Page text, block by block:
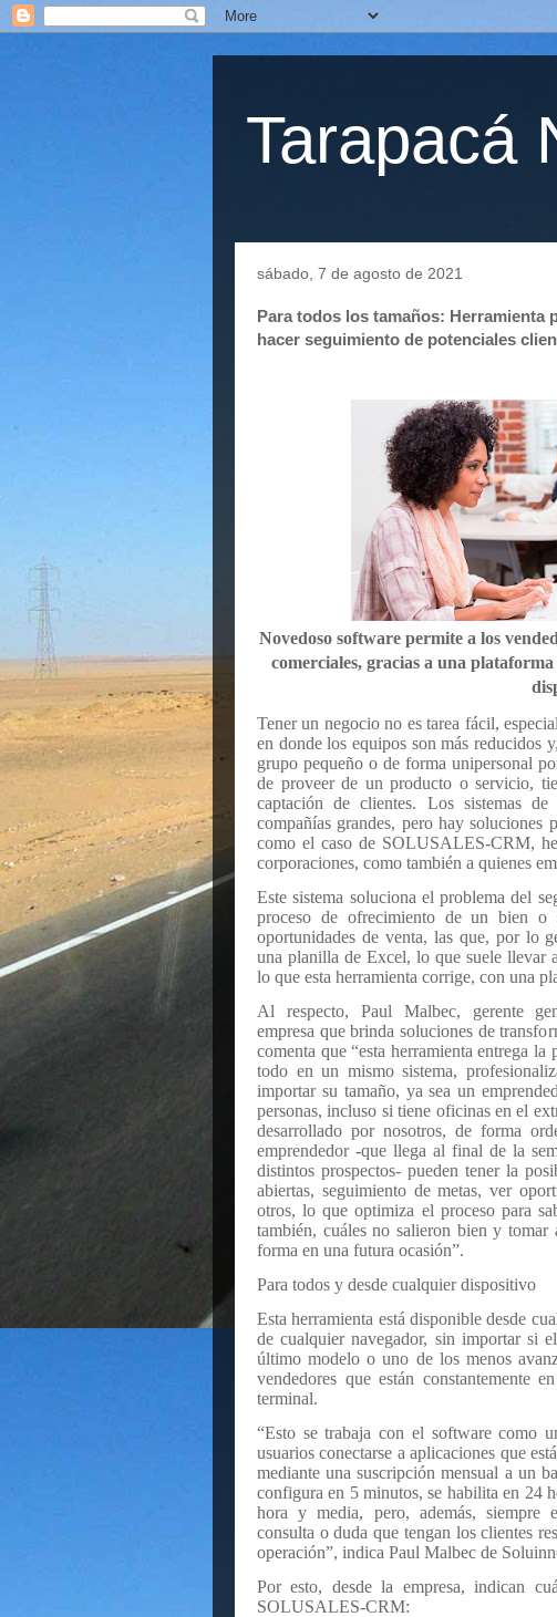
Tarapacá
sábado, 7 de agosto de 2021
Para todos los tamaños: Herramienta
hacer seguimiento de potenciales
Novedoso software permite a los
comerciales, gracias a una
Tener un negocio no es tarea fácil,
en donde los equipos son más reducidos
grupo pequeño o de forma unipersonal
de proveer de un producto o servicio,
captación de clientes. Los sistemas
compañías grandes, pero hay soluciones
como el caso de SOLUSALES-CRM,
corporaciones, como también a quienes
Este sistema soluciona el problema del
proceso de ofrecimiento de un bien o
oportunidades de venta, las que, por lo
una planilla de Excel, lo que suele llevar
lo que esta herramienta corrige, con una
Al respecto, Paul Malbec, gerente
empresa que brinda soluciones de
comenta que “esta herramienta entrega
todo en un mismo sistema,
importar su tamaño, ya sea un
personas, incluso si tiene oficinas en el
desarrollado por nosotros, de forma
emprendedor -que llega al final de la
distintos prospectos- pueden tener la
abiertas, seguimiento de metas, ver
otros, lo que optimiza el proceso para
también, cuáles no salieron bien y tomar
forma en una futura ocasión”.
Para todos y desde cualquier dispositivo
Esta herramienta está disponible desde
de cualquier navegador, sin importar si
último modelo o uno de los menos
vendedores que están constantemente
terminal.
“Esto se trabaja con el software como
usuarios conectarse a aplicaciones que
mediante una suscripción mensual a un
configura en 5 minutos, se habilita en 24
hora y media, pero, además, siempre
consulta o duda que tengan los clientes
operación”, indica Paul Malbec de
Por esto, desde la empresa, indican
SOLUSALES-CRM: